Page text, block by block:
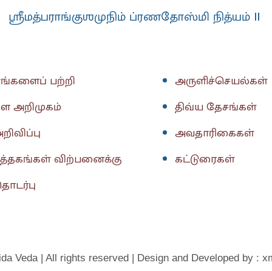
ஸ்ரீமத்பராங்குஶமுநிம் ப்ரணதோஸ்மி நித்யம் II
பற்றி
அறிமுகம்
விற்பனைக்கு
அருளிச்செயல்கள்
திவ்ய தேசங்கள்
அவதாரிகைகள்
கட்டுரைகள்
Veda | All rights reserved | Design and Developed by :